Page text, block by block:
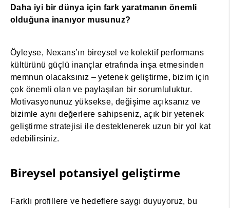
Daha iyi bir dünya için fark yaratmanın önemli
olduğuna inanıyor musunuz?
Öyleyse, Nexans’ın bireysel ve kolektif performans
kültürünü güçlü inançlar etrafında inşa etmesinden
memnun olacaksınız – yetenek geliştirme, bizim için
çok önemli olan ve paylaşılan bir sorumluluktur.
Motivasyonunuz yüksekse, değişime açıksanız ve
bizimle aynı değerlere sahipseniz, açık bir yetenek
geliştirme stratejisi ile desteklenerek uzun bir yol kat
edebilirsiniz.
Bireysel potansiyel geliştirme
Farklı profillere ve hedeflere saygı duyuyoruz, bu